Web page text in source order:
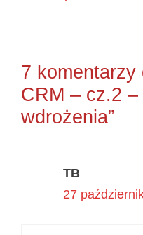
7 komentarzy
CRM – cz.2
wdrożenia”
TB
27